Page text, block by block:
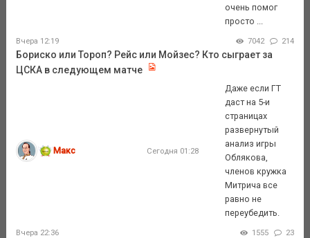
очень помог
просто ...
Вчера 12:19 7042 214
Бориско или Тороп? Рейс или Мойзес? Кто сыграет за
ЦСКА в следующем матче
Макс Сегодня 01:28
Даже если ГТ
даст на 5-и
страницах
развернутый
анализ игры
Облякова,
членов кружка
Митрича все
равно не
переубедить.
Вчера 22:36 1555 23